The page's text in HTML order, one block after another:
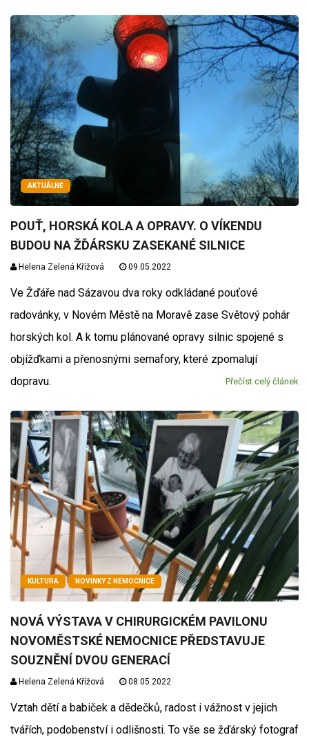
AKTUÁLNĚ
POUŤ, HORSKÁ KOLA A OPRAVY. O VÍKENDU
BUDOU NA ŽĎÁRSKU ZASEKANÉ SILNICE
Helena Zelená Křížová 09.05.2022
Ve Žďáře nad Sázavou dva roky odkládané pouťové
radovánky, v Novém Městě na Moravě zase Světový pohár
horských kol. A k tomu plánované opravy silnic spojené s
objížďkami a přenosnými semafory, které zpomalují
dopravu.
Přečíst celý článek
KULTURA NOVINKY Z NEMOCNICE
NOVÁ VÝSTAVA V CHIRURGICKÉM PAVILONU
NOVOMĚSTSKÉ NEMOCNICE PŘEDSTAVUJE
SOUZNĚNÍ DVOU GENERACÍ
Helena Zelená Křížová 08.05.2022
Vztah dětí a babiček a dědečků, radost i vážnost v jejich
tvářích, podobenství i odlišnosti. To vše se žďárský fotograf